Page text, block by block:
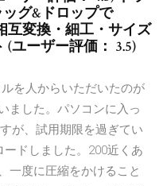
グ&ドロップで
互変換・細工・サイズ
ユーザー評価： 3.5)
を人からいただいたのが
ました。パソコンに入っ
が、試用期限を過ぎてい
ドしました。200近くあ
一度に圧縮をかけること